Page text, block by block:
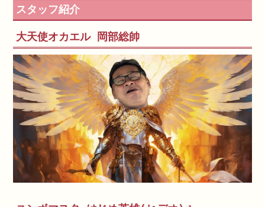
スタッフ紹介
大天使オカエル 岡部総帥